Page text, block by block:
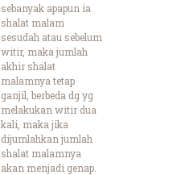
sebanyak apapun ia
shalat malam
sesudah atau sebelum
witir, maka jumlah
akhir shalat
malamnya tetap
ganjil, berbeda dg yg
melakukan witir dua
kali, maka jika
dijumlahkan jumlah
shalat malamnya
akan menjadi genap.